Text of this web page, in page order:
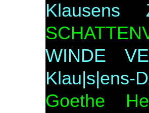
Klausens
WINDE
Klau|s|ens-
Goethe